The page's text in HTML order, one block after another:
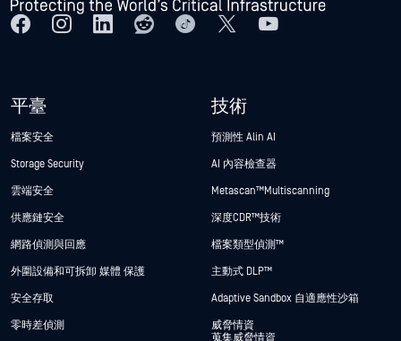
平臺
檔案安全
Storage Security
雲端安全
供應鏈安全
網路偵測與回應
外圍設備和可拆卸 媒體 保護
安全存取
零時差偵測
技術
預測性 Alin AI
AI 內容檢查器
Metascan™ Multiscanning
深度CDR™技術
檔案類型偵測™
主動式 DLP™
Adaptive Sandbox 自適應性沙箱
威脅情資
蒐集威脅情資